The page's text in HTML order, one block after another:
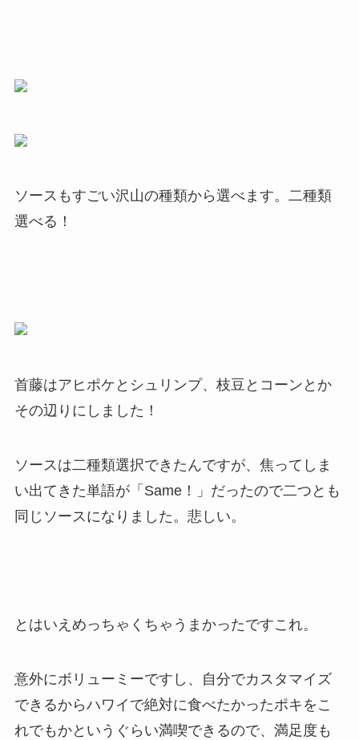
ソースもすごい沢山の種類から選べます。二種類
選べる！
首藤はアヒポケとシュリンプ、枝豆とコーンとか
その辺りにしました！
ソースは二種類選択できたんですが、焦ってしま
い出てきた単語が「Same！」だったので二つとも
同じソースになりました。悲しい。
とはいえめっちゃくちゃうまかったですこれ。
意外にボリューミーですし、自分でカスタマイズ
できるからハワイで絶対に食べたかったポキをこ
れでもかというぐらい満喫できるので、満足度も